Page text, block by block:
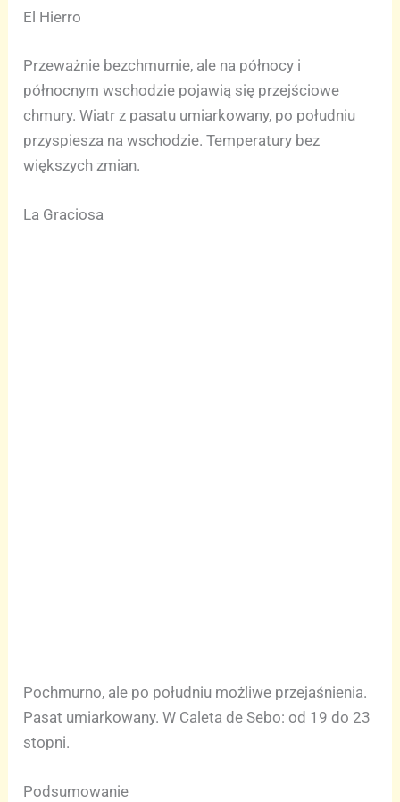
El Hierro
Przeważnie bezchmurnie, ale na północy i
północnym wschodzie pojawią się przejściowe
chmury. Wiatr z pasatu umiarkowany, po południu
przyspiesza na wschodzie. Temperatury bez
większych zmian.
La Graciosa
Pochmurno, ale po południu możliwe przejaśnienia.
Pasat umiarkowany. W Caleta de Sebo: od 19 do 23
stopni.
Podsumowanie